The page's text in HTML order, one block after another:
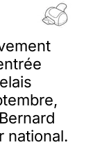
national.